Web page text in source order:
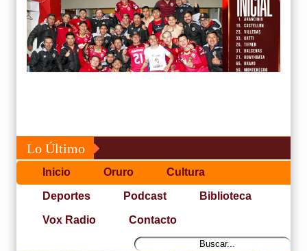
Lo Último
Inicio Oruro Cultura
Deportes Podcast Biblioteca
Vox Radio Contacto